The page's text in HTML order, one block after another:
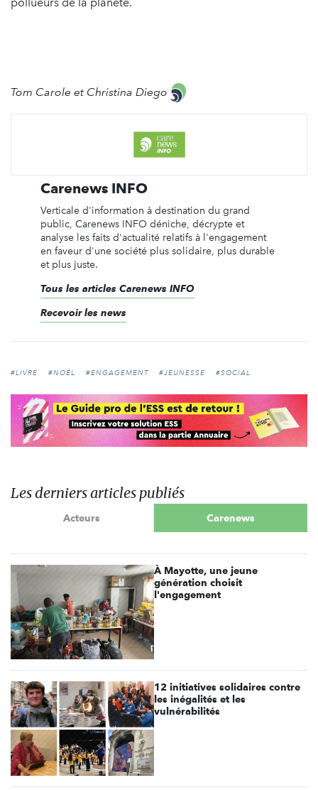
Tom Carole et Christina Diego
Carenews INFO
Verticale d'information à destination du grand
public, Carenews INFO déniche, décrypte et
analyse les faits d'actualité relatifs à l'engagement
en faveur d'une société plus solidaire, plus durable
et plus juste.
Tous les articles Carenews INFO
Recevoir les news
#LIVRE #NOËL #ENGAGEMENT #JEUNESSE #SOCIAL
Les derniers articles publiés
Acteurs Carenews
À Mayotte, une jeune
génération choisit
l'engagement
12 initiatives solidaires contre
les inégalités et les
vulnérabilités